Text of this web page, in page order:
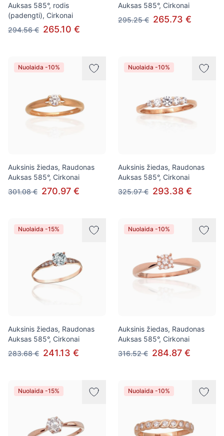
Auksas 585°, rodis
(padengti), Cirkonai
294.56 € 265.10 €
Auksas 585°, Cirkonai
295.25 € 265.73 €
Nuolaida -10%
Auksinis žiedas, Raudonas
Auksas 585°, Cirkonai
301.08 € 270.97 €
Nuolaida -10%
Auksinis žiedas, Raudonas
Auksas 585°, Cirkonai
325.97 € 293.38 €
Nuolaida -15%
Auksinis žiedas, Raudonas
Auksas 585°, Cirkonai
283.68 € 241.13 €
Nuolaida -10%
Auksinis žiedas, Raudonas
Auksas 585°, Cirkonai
316.52 € 284.87 €
Nuolaida -15% Nuolaida -10%